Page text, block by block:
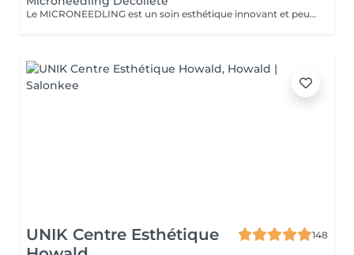
Le MICRONEEDLING est un soin esthétique innovant et peu invasif qui stimule naturellement la régénération de la peau. Grâce à des fines micro-perforation, il relance la production de collagène et d'élastine. La peau est ainsi raffermie, les cicatrices d'acnés et les rides sont atténuées, les pores resserrés et le teint visiblement plus lumineux. Pour des résultats optimaux et durables, un traitement de 5 séances, espacées de 3-6 semaines, est recommandé.
UNIK Centre Esthétique
148